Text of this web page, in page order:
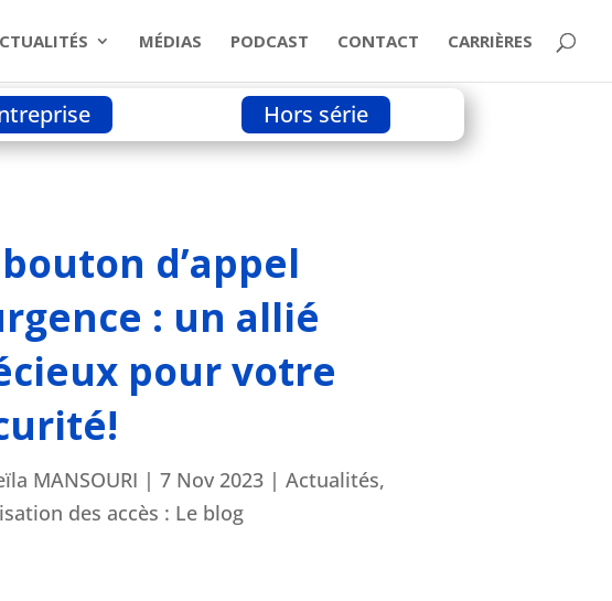
MÉDIAS PODCAST CONTACT CARRIÈRES
Hors série
d’appel
: un allié
pour votre
MANSOURI | 7 Nov 2023| Actualités,
des accès : Le blog